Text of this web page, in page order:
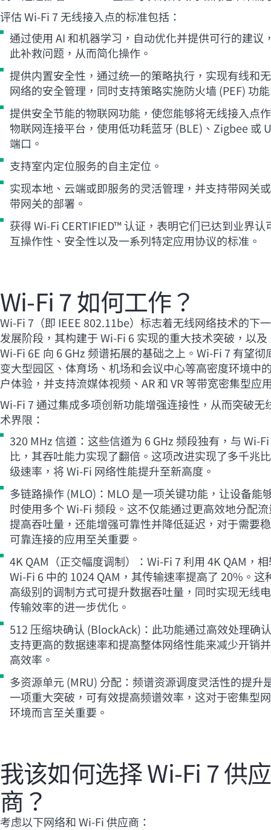
评估Wi-Fi 7 无线接入点的标准包括：
通过使用 AI 和机器学习，自动优化并提供可行的建议
此补救问题，从而简化操作。
提供内置安全性，通过统一的策略执行，实现有线和
网络的安全管理，同时支持策略实施防火墙 (PEF) 功
提供安全节能的物联网功能，使您能够将无线接入点
物联网连接平台，使用低功耗蓝牙 (BLE)、Zigbee 或
端口。
支持室内定位服务的自主定位。
实现本地、云端或即服务的灵活管理，并支持带网关
带网关的部署。
获得Wi-Fi CERTIFIED™ 认证，表明它们已达到业界认
互操作性、安全性以及一系列特定应用协议的标准。
Wi-Fi 7 如何工作？
Wi-Fi 7（即 IEEE 802.11be）标志着无线网络技术的下
发展阶段，其构建于Wi-Fi 6 实现的重大技术突破，以及
Wi-Fi 6E 向 6 GHz 频谱拓展的基础之上。 Wi-Fi 7 有望彻
变大型园区、体育场、机场和会议中心等高密度环境中
户体验，并支持流媒体视频、AR 和 VR 等带宽密集型应
Wi-Fi 7 通过集成多项创新功能增强连接性，从而突破无
术界限：
320 MHz 信道：这些信道为 6 GHz 频段独有，与 Wi-Fi
比，其吞吐能力实现了翻倍。这项改进实现了多千兆
级速率，将Wi-Fi 网络性能提升至新高度。
多链路操作 (MLO)：MLO 是一项关键功能，让设备能
时使用多个Wi-Fi频段。这不仅能通过更高效地分配
提高吞吐量，还能增强可靠性并降低延迟，对于需要
可靠连接的应用至关重要。
4K QAM（正交幅度调制）： Wi-Fi 7 利用 4K QAM，
Wi-Fi 6 中的 1024 QAM，其传输速率提高了 20%。这
高级别的调制方式可提升数据吞吐量，同时实现无线
传输效率的进一步优化。
512 压缩块确认 (BlockAck)：此功能通过高效处理确
支持更高的数据速率和提高整体网络性能来减少开销
高效率。
多资源单元 (MRU) 分配：频谱资源调度灵活性的提升
一项重大突破，可有效提高频谱效率，这对于密集型
环境而言至关重要。
我该如何选择 Wi‑Fi 7 供应
商？
考虑以下网络和Wi-Fi供应商：